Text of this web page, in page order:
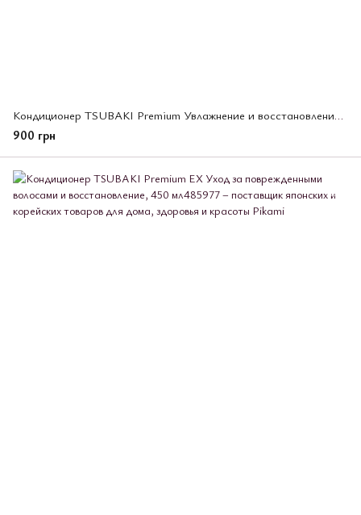
Кондиционер TSUBAKI Premium Увлажнение и восстановление волос, 600 мл (486400)
900 грн